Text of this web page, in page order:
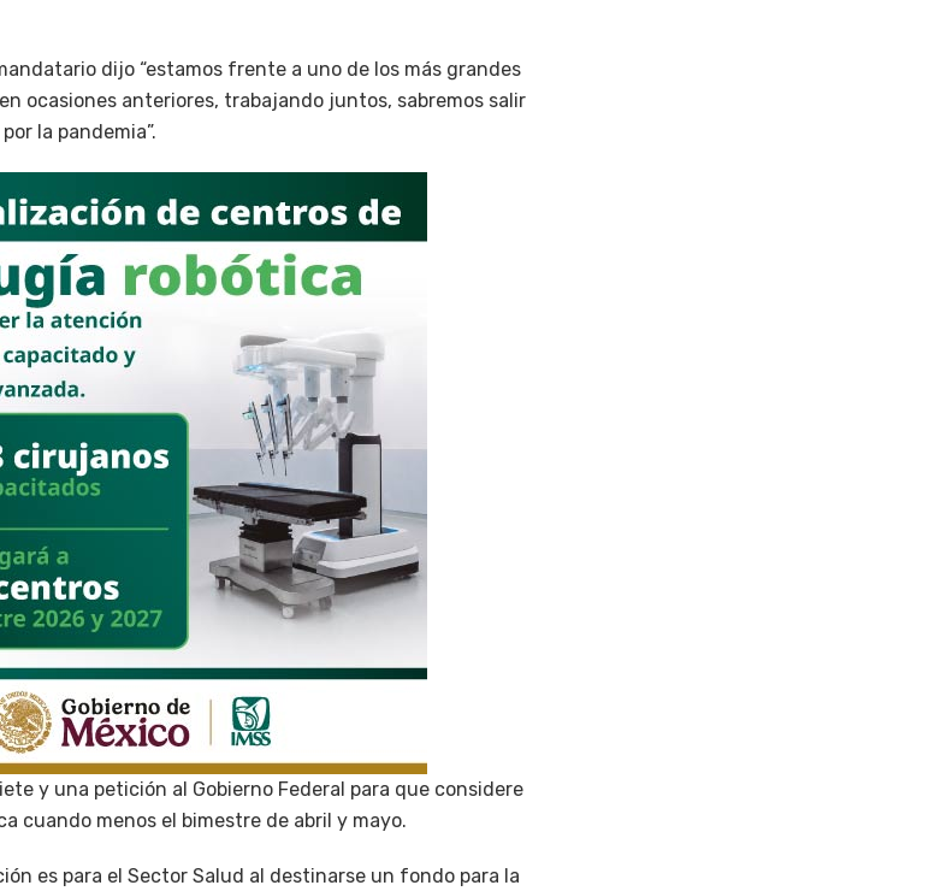
dijo “estamos frente a uno de los más grandes
ocasiones anteriores, trabajando juntos, sabremos salir
la pandemia”.
y una petición al Gobierno Federal para que considere
cuando menos el bimestre de abril y mayo.
es para el Sector Salud al destinarse un fondo para la